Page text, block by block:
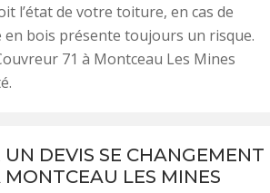
l’état de votre toiture, en cas de
en bois présente toujours un risque.
71 à Montceau Les Mines
DEVIS SE CHANGEMENT
LES MINES